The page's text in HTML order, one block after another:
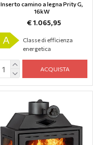
Inserto camino a legna Prity G,
16kW
€ 1.065,95
A
Classe di efficienza
energetica
ACQUISTA